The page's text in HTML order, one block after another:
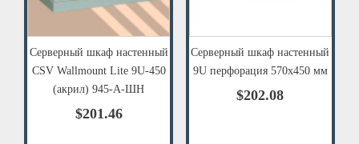
Серверный шкаф настенный
CSV Wallmount Lite 9U-450
(акрил) 945-А-ШН
$201.46
Серверный шкаф настенный
9U перфорация 570х450 мм
$202.08